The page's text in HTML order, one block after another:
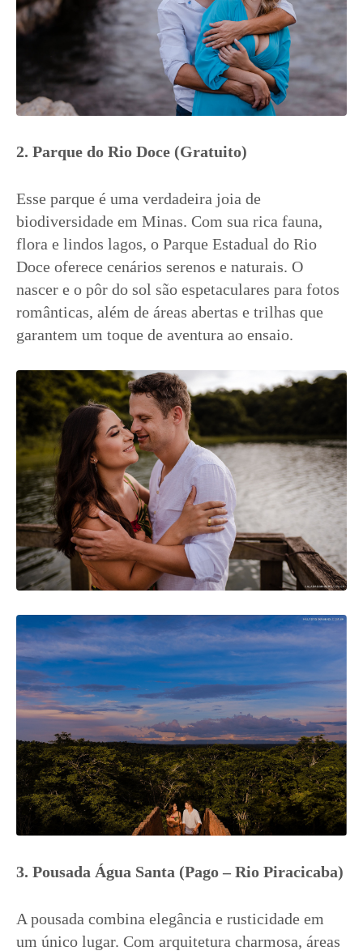
2. Parque do Rio Doce (Gratuito)
Esse parque é uma verdadeira joia de
biodiversidade em Minas. Com sua rica fauna,
flora e lindos lagos, o Parque Estadual do Rio
Doce oferece cenários serenos e naturais. O
nascer e o pôr do sol são espetaculares para fotos
românticas, além de áreas abertas e trilhas que
garantem um toque de aventura ao ensaio.
3. Pousada Água Santa (Pago – Rio Piracicaba)
A pousada combina elegância e rusticidade em
um único lugar. Com arquitetura charmosa, áreas